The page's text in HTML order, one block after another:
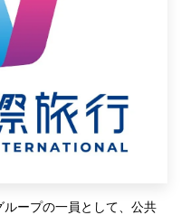
ープの一員として、公共